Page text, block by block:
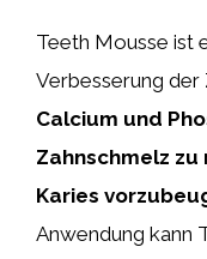
Teeth Mousse ist
Verbesserung der
Calcium und
Zahnschmelz
Karies
Anwendung kann